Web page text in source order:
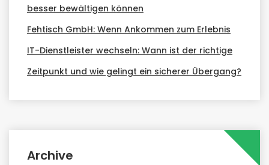
besser bewältigen können
Fehtisch GmbH: Wenn Ankommen zum Erlebnis
IT-Dienstleister wechseln: Wann ist der richtige
Zeitpunkt und wie gelingt ein sicherer Übergang?
Archive